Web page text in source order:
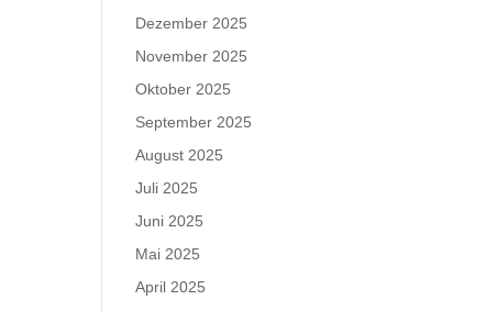
Dezember 2025
November 2025
Oktober 2025
September 2025
August 2025
Juli 2025
Juni 2025
Mai 2025
April 2025